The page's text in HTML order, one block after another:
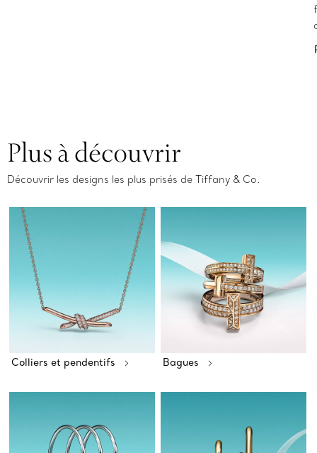
Plus à découvrir
Découvrir les designs les plus prisés de Tiffany & Co.
Colliers et pendentifs Bagues